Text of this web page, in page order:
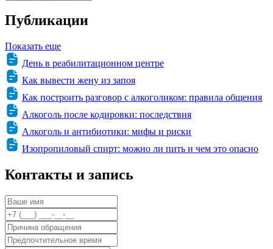
Публикации
Показать еще
День в реабилитационном центре
Как вывести жену из запоя
Как построить разговор с алкоголиком: правила общения
Алкоголь после кодировки: последствия
Алкоголь и антибиотики: мифы и риски
Изопропиловый спирт: можно ли пить и чем это опасно
Контакты и запись